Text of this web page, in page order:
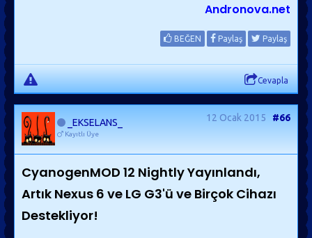
Andronova.net
BEĞEN Paylaş Paylaş
Cevapla
_EKSELANS_
Kayıtlı Üye
12 Ocak 2015 #66
CyanogenMOD 12 Nightly Yayınlandı,
Artık Nexus 6 ve LG G3'ü ve Birçok Cihazı
Destekliyor!